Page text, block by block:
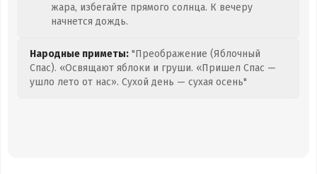
жара, избегайте прямого солнца. К вечеру
начнется дождь.
Народные приметы: "Преображение (Яблочный
Спас). «Освящают яблоки и груши. «Пришел Спас —
ушло лето от нас». Сухой день — сухая осень"